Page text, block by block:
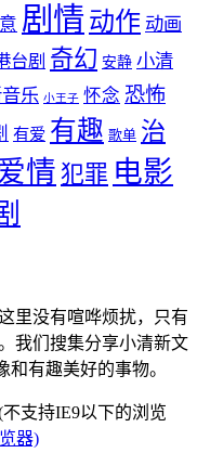
剧情 动作 动画
台剧 奇幻 安静 小清
乐 小王子 怀念 恐怖
有爱 有趣 歌单 治
情 犯罪 电影
里没有喧哗烦扰，只有
我们搜集分享小清新文
有趣美好的事物。
支持IE9以下的浏览
器)